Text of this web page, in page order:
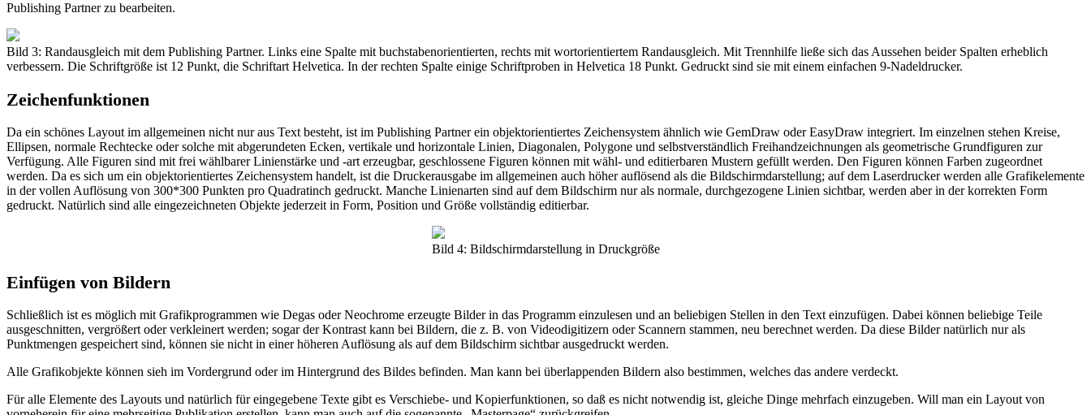
Publishing Partner zu bearbeiten.
Bild 3: Randausgleich mit dem Publishing Partner. Links eine Spalte mit buchstabenorientierten, rechts mit wortorientiertem Randausgleich. Mit Trennhilfe ließe sich das Aussehen beider Spalten erheblich
verbessern. Die Schriftgröße ist 12 Punkt, die Schriftart Helvetica. In der rechten Spalte einige Schriftproben in Helvetica 18 Punkt. Gedruckt sind sie mit einem einfachen 9-Nadeldrucker.
Zeichenfunktionen
Da ein schönes Layout im allgemeinen nicht nur aus Text besteht, ist im Publishing Partner ein objektorientiertes Zeichensystem ähnlich wie GemDraw oder EasyDraw integriert. Im einzelnen stehen Kreise,
Ellipsen, normale Rechtecke oder solche mit abgerundeten Ecken, vertikale und horizontale Linien, Diagonalen, Polygone und selbstverständlich Freihandzeichnungen als geometrische Grundfiguren zur
Verfügung. Alle Figuren sind mit frei wählbarer Linienstärke und -art erzeugbar, geschlossene Figuren können mit wähl- und editierbaren Mustern gefüllt werden. Den Figuren können Farben zugeordnet
werden. Da es sich um ein objektorientiertes Zeichensystem handelt, ist die Druckerausgabe im allgemeinen auch höher auflösend als die Bildschirmdarstellung; auf dem Laserdrucker werden alle Grafikelemente
in der vollen Auflösung von 300*300 Punkten pro Quadratinch gedruckt. Manche Linienarten sind auf dem Bildschirm nur als normale, durchgezogene Linien sichtbar, werden aber in der korrekten Form
gedruckt. Natürlich sind alle eingezeichneten Objekte jederzeit in Form, Position und Größe vollständig editierbar.
Bild 4: Bildschirmdarstellung in Druckgröße
Einfügen von Bildern
Schließlich ist es möglich mit Grafikprogrammen wie Degas oder Neochrome erzeugte Bilder in das Programm einzulesen und an beliebigen Stellen in den Text einzufügen. Dabei können beliebige Teile
ausgeschnitten, vergrößert oder verkleinert werden; sogar der Kontrast kann bei Bildern, die z. B. von Videodigitizern oder Scannern stammen, neu berechnet werden. Da diese Bilder natürlich nur als
Punktmengen gespeichert sind, können sie nicht in einer höheren Auflösung als auf dem Bildschirm sichtbar ausgedruckt werden.
Alle Grafikobjekte können sieh im Vordergrund oder im Hintergrund des Bildes befinden. Man kann bei überlappenden Bildern also bestimmen, welches das andere verdeckt.
Für alle Elemente des Layouts und natürlich für eingegebene Texte gibt es Verschiebe- und Kopierfunktionen, so daß es nicht notwendig ist, gleiche Dinge mehrfach einzugeben. Will man ein Layout von